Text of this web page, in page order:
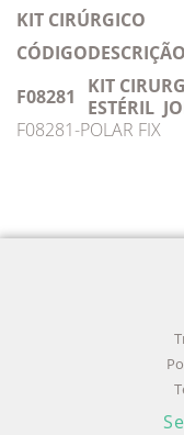
KIT CIRÚRGICO
CÓDIGODESCRIÇÃO
F08281
KIT
ESTÉRIL
F08281-POLAR FIX